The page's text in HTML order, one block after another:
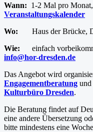
Wann: 1-2 Mal pro
Veranstaltungskalender
Wo: Haus der Brücke,
Wie:
einfach
info@hor-dresden.de
Das Angebot wird
Engagementberatung und
Kulturbüro Dresden.
Die Beratung findet auf
eine andere Übersetzung
bitte mindestens eine